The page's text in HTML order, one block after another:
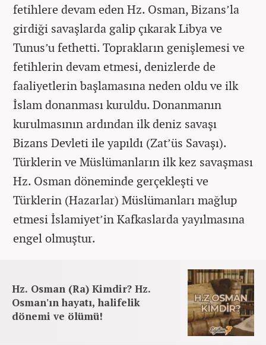
fetihlere devam eden Hz. Osman, Bizans’la
girdiği savaşlarda galip çıkarak Libya ve
Tunus’u fethetti. Toprakların genişlemesi ve
fetihlerin devam etmesi, denizlerde de
faaliyetlerin başlamasına neden oldu ve ilk
İslam donanması kuruldu. Donanmanın
kurulmasının ardından ilk deniz savaşı
Bizans Devleti ile yapıldı (Zat’üs Savaşı).
Türklerin ve Müslümanların ilk kez savaşması
Hz. Osman döneminde gerçekleşti ve
Türklerin (Hazarlar) Müslümanları mağlup
etmesi İslamiyet’in Kafkaslarda yayılmasına
engel olmuştur.
Hz. Osman (Ra) Kimdir? Hz.
Osman'ın hayatı, halifelik
dönemi ve ölümü!